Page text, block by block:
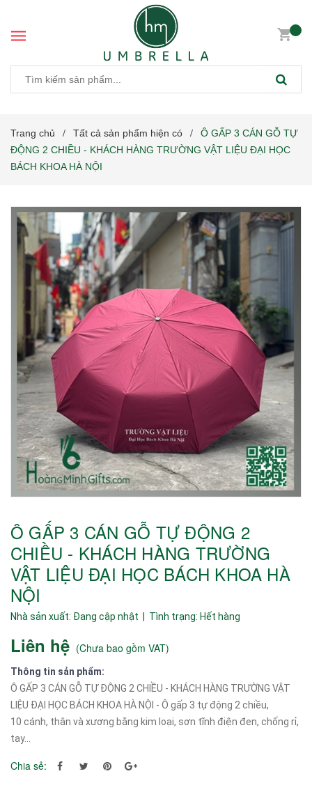
Trang chủ / Tất cả sản phẩm hiện có /
Ô GẤP 3 CÁN GỖ TỰ
ĐỘNG 2 CHIỀU - KHÁCH HÀNG TRƯỜNG VẬT LIỆU ĐẠI HỌC
BÁCH KHOA HÀ NỘI
Ô GẤP 3 CÁN GỖ TỰ ĐỘNG 2
CHIỀU - KHÁCH HÀNG TRƯỜNG
VẬT LIỆU ĐẠI HỌC BÁCH KHOA HÀ
NỘI
Nhà sản xuất: Đang cập nhật | Tình trạng: Hết hàng
Liên hệ (Chưa bao gồm VAT)
Thông tin sản phẩm:
Ô GẤP 3 CÁN GỖ TỰ ĐỘNG 2 CHIỀU - KHÁCH HÀNG TRƯỜNG VẬT
LIỆU ĐẠI HỌC BÁCH KHOA HÀ NỘI - Ô gấp 3 tự động 2 chiều,
10 cánh, thân và xương bằng kim loại, sơn tĩnh điện đen, chống rỉ,
tay...
Chia sẻ: